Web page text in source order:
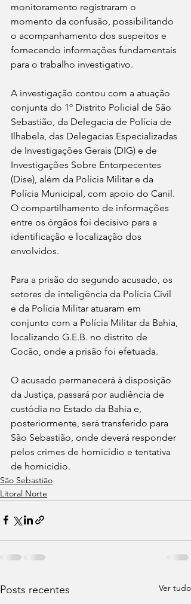
monitoramento registraram o
momento da confusão, possibilitando
o acompanhamento dos suspeitos e
fornecendo informações fundamentais
para o trabalho investigativo.
A investigação contou com a atuação
conjunta do 1º Distrito Policial de São
Sebastião, da Delegacia de Polícia de
Ilhabela, das Delegacias Especializadas
de Investigações Gerais (DIG) e de
Investigações Sobre Entorpecentes
(Dise), além da Polícia Militar e da
Polícia Municipal, com apoio do Canil.
O compartilhamento de informações
entre os órgãos foi decisivo para a
identificação e localização dos
envolvidos.
Para a prisão do segundo acusado, os
setores de inteligência da Polícia Civil
e da Polícia Militar atuaram em
conjunto com a Polícia Militar da Bahia,
localizando G.E.B. no distrito de
Cocão, onde a prisão foi efetuada.
O acusado permanecerá à disposição
da Justiça, passará por audiência de
custódia no Estado da Bahia e,
posteriormente, será transferido para
São Sebastião, onde deverá responder
pelos crimes de homicídio e tentativa
de homicídio.
São Sebastião
Litoral Norte
Posts recentes Ver tudo